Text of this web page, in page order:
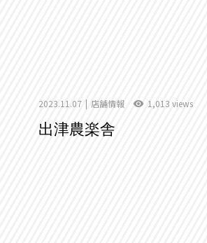
2023.11.07 店舗情報 1,013 views
出津農楽舎